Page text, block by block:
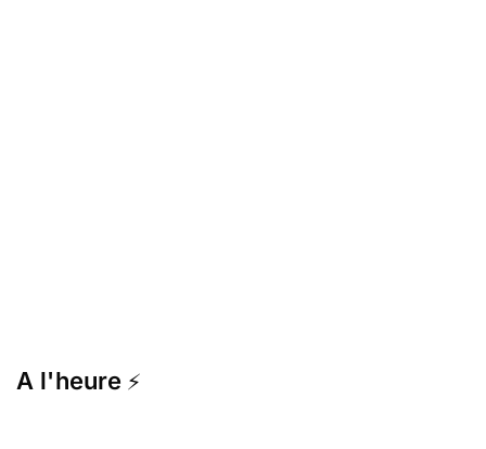
A l'heure ⚡